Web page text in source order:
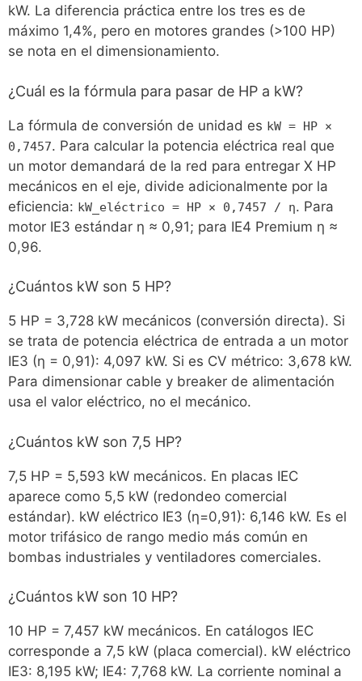
kW. La diferencia práctica entre los tres es de
máximo 1,4%, pero en motores grandes (>100 HP)
se nota en el dimensionamiento.
¿Cuál es la fórmula para pasar de HP a kW?
La fórmula de conversión de unidad es kW = HP ×
0,7457. Para calcular la potencia eléctrica real que
un motor demandará de la red para entregar X HP
mecánicos en el eje, divide adicionalmente por la
eficiencia: kW_eléctrico = HP × 0,7457 / η. Para
motor IE3 estándar η ≈ 0,91; para IE4 Premium η ≈
0,96.
¿Cuántos kW son 5 HP?
5 HP = 3,728 kW mecánicos (conversión directa). Si
se trata de potencia eléctrica de entrada a un motor
IE3 (η = 0,91): 4,097 kW. Si es CV métrico: 3,678 kW.
Para dimensionar cable y breaker de alimentación
usa el valor eléctrico, no el mecánico.
¿Cuántos kW son 7,5 HP?
7,5 HP = 5,593 kW mecánicos. En placas IEC
aparece como 5,5 kW (redondeo comercial
estándar). kW eléctrico IE3 (η=0,91): 6,146 kW. Es el
motor trifásico de rango medio más común en
bombas industriales y ventiladores comerciales.
¿Cuántos kW son 10 HP?
10 HP = 7,457 kW mecánicos. En catálogos IEC
corresponde a 7,5 kW (placa comercial). kW eléctrico
IE3: 8,195 kW; IE4: 7,768 kW. La corriente nominal a